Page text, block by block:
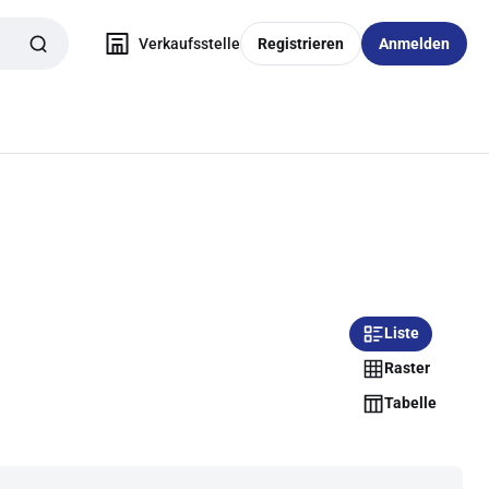
Verkaufsstelle Registrieren Anmelden
Liste
Raster
Tabelle